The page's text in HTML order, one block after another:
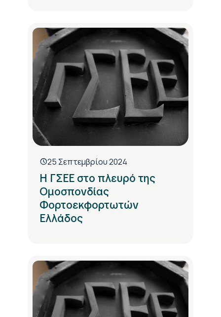
25 Σεπτεμβρίου 2024
Η ΓΣΕΕ στο πλευρό της
Ομοσπονδίας
Φορτοεκφορτωτών
Ελλάδος